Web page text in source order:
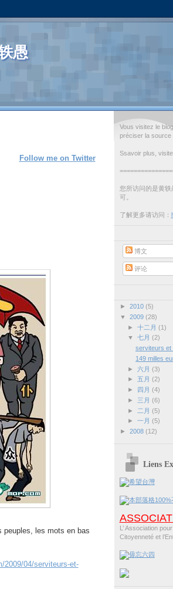
愚
Follow me on Twitter
peuples, les mots en bas
2009/04/serviteurs-et-
Vous visitez le
préciser la source
Ssavoir plus,
您所访问的是黄
可。
了解更多请访问：
博文
评论
► 2010 (5)
▼ 2009 (28)
► 十二月 (1)
▼ 七月 (2)
serviteurs et
149 milles
►
六月 (3)
►
五月 (2)
►
四月 (4)
►
三月 (6)
►
二月 (5)
► 一月 (5)
► 2008 (12)
Liens
L’ Association
Citoyenneté et